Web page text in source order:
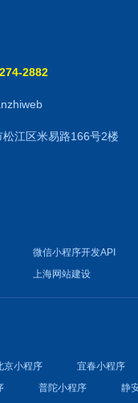
2882
江区米易路166号2楼
微信小程序开发API
上海网站建设
京小程序 宜春小程序
普陀小程序 静